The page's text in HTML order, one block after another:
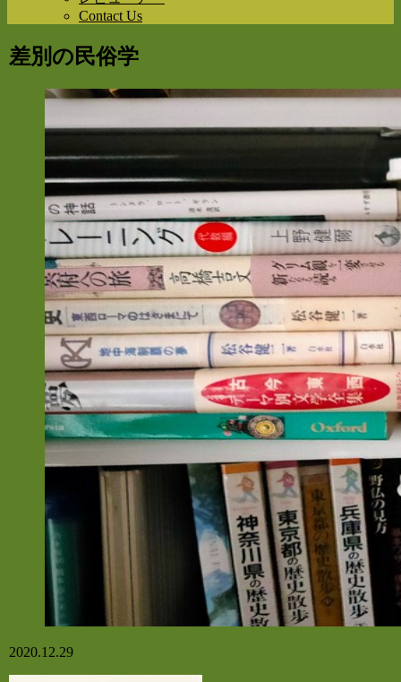
Contact Us
差別の民俗学
2020.12.29